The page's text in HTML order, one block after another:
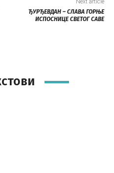
Next article
ЂУРЂЕВДАН – СЛАВА ГОРЊЕ
ИСПОСНИЦЕ СВЕТОГ САВЕ